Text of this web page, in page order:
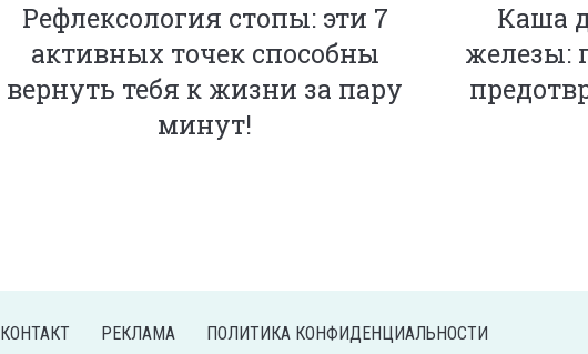
Рефлексология стопы: эти 7
активных точек способны
вернуть тебя к жизни за пару
минут!
Каша
железы:
КОНТАКТ РЕКЛАМА ПОЛИТИКА КОНФИДЕНЦИАЛЬНОСТИ